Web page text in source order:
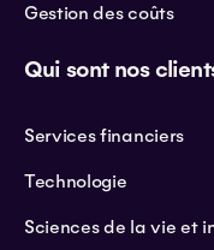
Gestion des coûts
Qui sont nos
Services financiers
Technologie
Sciences de la vie et